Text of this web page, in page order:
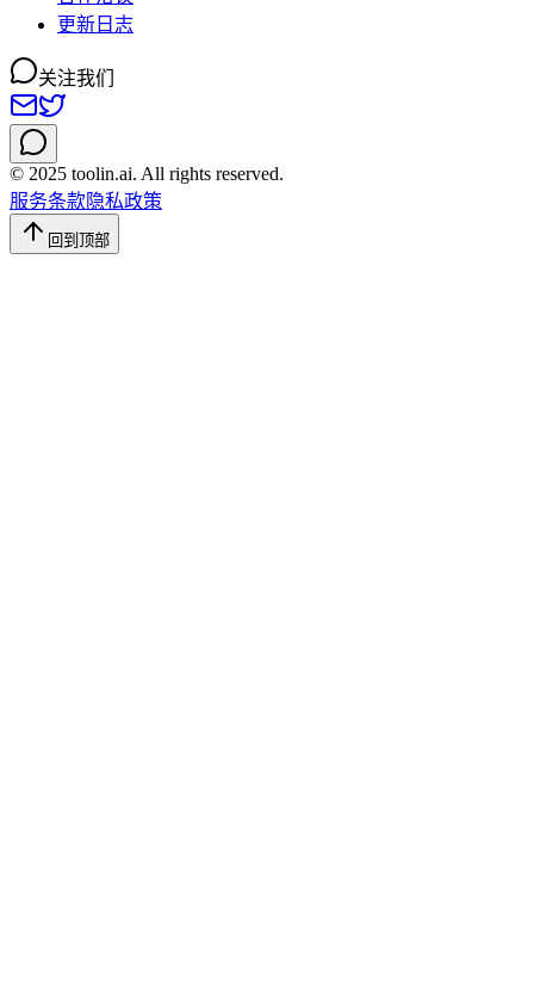
更新日志
关注我们
© 2025 toolin.ai. All rights reserved.
服务条款隐私政策
回到顶部